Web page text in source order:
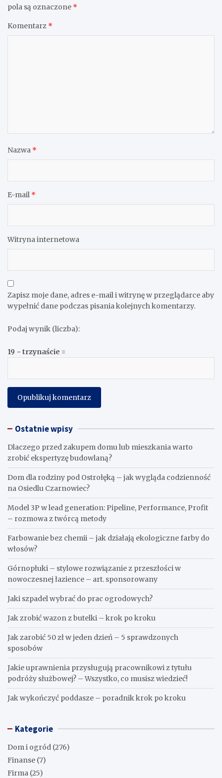
pola są oznaczone *
Komentarz *
Nazwa *
E-mail *
Witryna internetowa
Zapisz moje dane, adres e-mail i witrynę w przeglądarce aby
wypełnić dane podczas pisania kolejnych komentarzy.
Podaj wynik (liczba):
19 − trzynaście =
Ostatnie wpisy
Dlaczego przed zakupem domu lub mieszkania warto
zrobić ekspertyzę budowlaną?
Dom dla rodziny pod Ostrołęką – jak wygląda codzienność
na Osiedlu Czarnowiec?
Model 3P w lead generation: Pipeline, Performance, Profit
– rozmowa z twórcą metody
Farbowanie bez chemii – jak działają ekologiczne farby do
włosów?
Górnopłuki – stylowe rozwiązanie z przeszłości w
nowoczesnej łazience – art. sponsorowany
Jaki szpadel wybrać do prac ogrodowych?
Jak zrobić wazon z butelki – krok po kroku
Jak zarobić 50 zł w jeden dzień – 5 sprawdzonych
sposobów
Jakie uprawnienia przysługują pracownikowi z tytułu
podróży służbowej? – Wszystko, co musisz wiedzieć!
Jak wykończyć poddasze – poradnik krok po kroku
Kategorie
Dom i ogród (276)
Finanse (7)
Firma (25)